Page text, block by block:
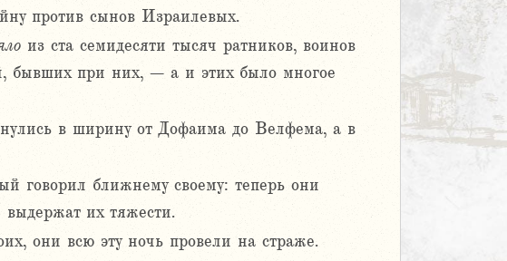
против сынов Израилевых.
из ста семидесяти тысяч ратников, воинов
бывших при них, – а и этих было многое
в ширину от Дофаима до Велфема, а в
говорил ближнему своему: теперь они
их тяжести.
они всю эту ночь провели на страже.